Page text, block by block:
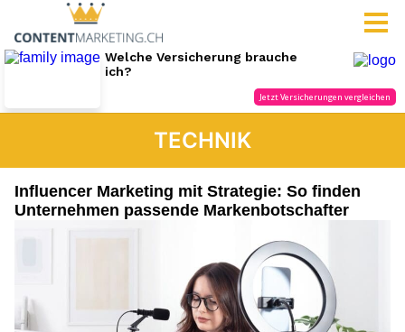
TECHNIK
Influencer Marketing mit Strategie: So finden
Unternehmen passende Markenbotschafter